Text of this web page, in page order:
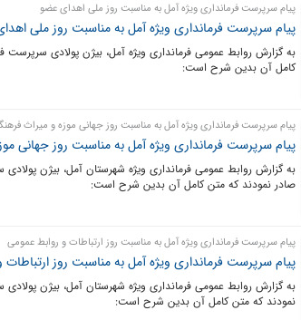
پیام سرپرست فرمانداری ویژه آمل به مناسبت روز ملی اهدای عضو
پیام سرپرست فرمانداری ویژه آمل به مناسبت روز ملی
به گزارش روابط عمومی فرمانداری ویژه آمل، بیژن پولادی
کامل آن بدین شرح است:
پیام سرپرست فرمانداری ویژه آمل به مناسبت روز جهانی موزه و میراث
پیام سرپرست فرمانداری ویژه آمل به مناسبت روز جهانی
به گزارش روابط عمومی فرمانداری ویژه شهرستان آمل، بیژن
صادر نمودند که متن کامل آن بدین شرح است:
پیام سرپرست فرمانداری ویژه آمل به مناسبت روز ارتباطات و روابط عمومی
پیام سرپرست فرمانداری ویژه آمل به مناسبت روز
به گزارش روابط عمومی فرمانداری ویژه شهرستان آمل، بیژن
نمودند که متن کامل آن بدین شرح است: